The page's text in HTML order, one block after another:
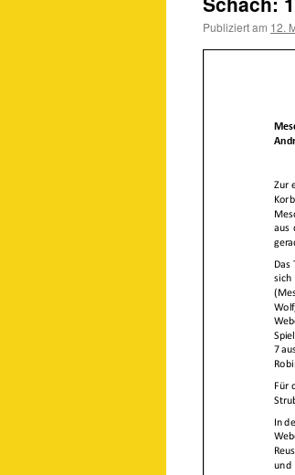
Publiziert am 12.